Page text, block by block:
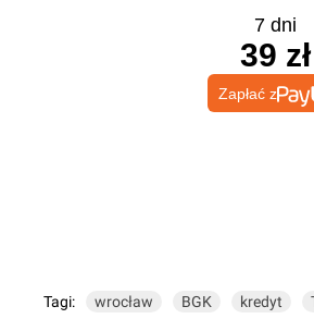
7 dni
39 zł
Zapłać z
Tagi: wrocław BGK kredyt